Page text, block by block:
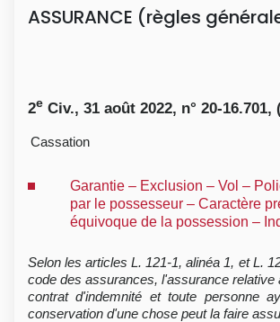
ASSURANCE (règles
2e Civ., 31 août 2022, n° 20-16.701,
Cassation
Garantie – Exclusion – Vol –
par le possesseur – Caractère
équivoque de la possession –
Selon les articles L. 121-1, alinéa 1, et L.
code des assurances, l'assurance relative
contrat d'indemnité et toute personne
conservation d'une chose peut la faire